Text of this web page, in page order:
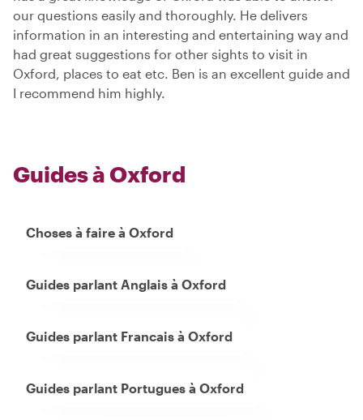
our questions easily and thoroughly. He delivers
information in an interesting and entertaining way and
had great suggestions for other sights to visit in
Oxford, places to eat etc. Ben is an excellent guide and
I recommend him highly.
Guides à Oxford
Choses à faire à Oxford
Guides parlant Anglais à Oxford
Guides parlant Francais à Oxford
Guides parlant Portugues à Oxford